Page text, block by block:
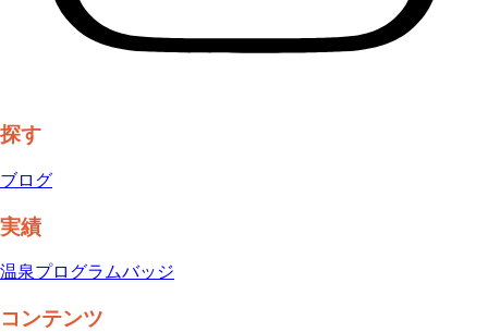
探す
ブログ
実績
温泉プログラムバッジ
コンテンツ